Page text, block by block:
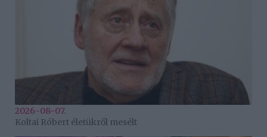
2026-08-07.
Koltai Róbert életükről mesélt